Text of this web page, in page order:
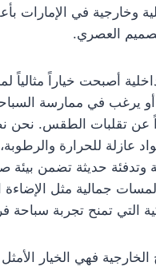
وخارجية في الإمارات
العصري.
أصبحت خياراً
يرغب في ممارسة
عن تقلبات الطقس. نحن
عازلة للحرارة
وتدفئة حديثة تضمن بيئة
جمالية مثل الإضاءة
التي تمنح تجربة سباحة
الخارجية فهي الخيار